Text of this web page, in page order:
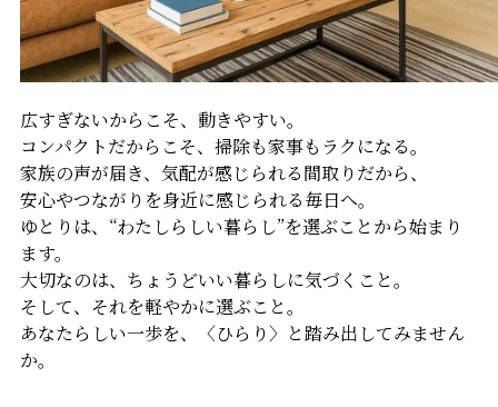
広すぎないからこそ、動きやすい。
コンパクトだからこそ、掃除も家事もラクになる。
家族の声が届き、気配が感じられる間取りだから、
安心やつながりを身近に感じられる毎日へ。
ゆとりは、“わたしらしい暮らし”を選ぶことから始まり
ます。
大切なのは、ちょうどいい暮らしに気づくこと。
そして、それを軽やかに選ぶこと。
あなたらしい一歩を、〈ひらり〉と踏み出してみません
か。